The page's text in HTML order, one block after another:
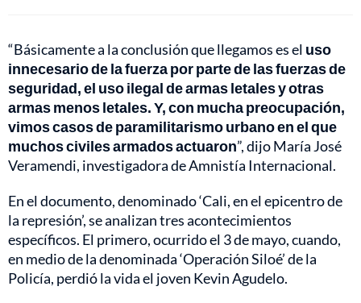
“Básicamente a la conclusión que llegamos es el uso
innecesario de la fuerza por parte de las fuerzas de
seguridad, el uso ilegal de armas letales y otras
armas menos letales. Y, con mucha preocupación,
vimos casos de paramilitarismo urbano en el que
muchos civiles armados actuaron”, dijo María José
Veramendi, investigadora de Amnistía Internacional.
En el documento, denominado ‘Cali, en el epicentro de
la represión’, se analizan tres acontecimientos
específicos. El primero, ocurrido el 3 de mayo, cuando,
en medio de la denominada ‘Operación Siloé’ de la
Policía, perdió la vida el joven Kevin Agudelo.